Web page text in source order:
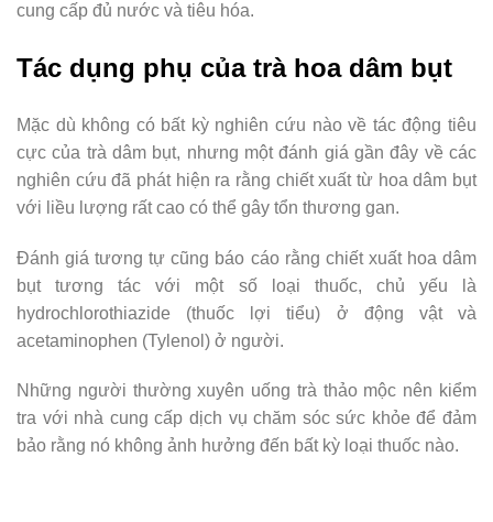
cung cấp đủ nước và tiêu hóa.
Tác dụng phụ của trà hoa dâm bụt
Mặc dù không có bất kỳ nghiên cứu nào về tác động tiêu
cực của trà dâm bụt, nhưng một đánh giá gần đây về các
nghiên cứu đã phát hiện ra rằng chiết xuất từ ​​hoa dâm bụt
với liều lượng rất cao có thể gây tổn thương gan.
Đánh giá tương tự cũng báo cáo rằng chiết xuất hoa dâm
bụt tương tác với một số loại thuốc, chủ yếu là
hydrochlorothiazide (thuốc lợi tiểu) ở động vật và
acetaminophen (Tylenol) ở người.
Những người thường xuyên uống trà thảo mộc nên kiểm
tra với nhà cung cấp dịch vụ chăm sóc sức khỏe để đảm
bảo rằng nó không ảnh hưởng đến bất kỳ loại thuốc nào.